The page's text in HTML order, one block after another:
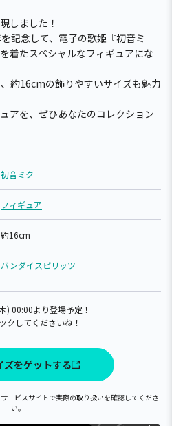
しました！
記念して、電子の歌姫『初音ミ
着たスペシャルなフィギュアにな
約16cmの飾りやすいサイズも魅力
アを、ぜひあなたのコレクション
初音ミク
フィギュア
約16cm
バンダイスピリッツ
) 00:00より登場予定！
クしてくださいね！
ズをゲットする
ービスサイトで実際の取り扱いを確認してくださ
い。